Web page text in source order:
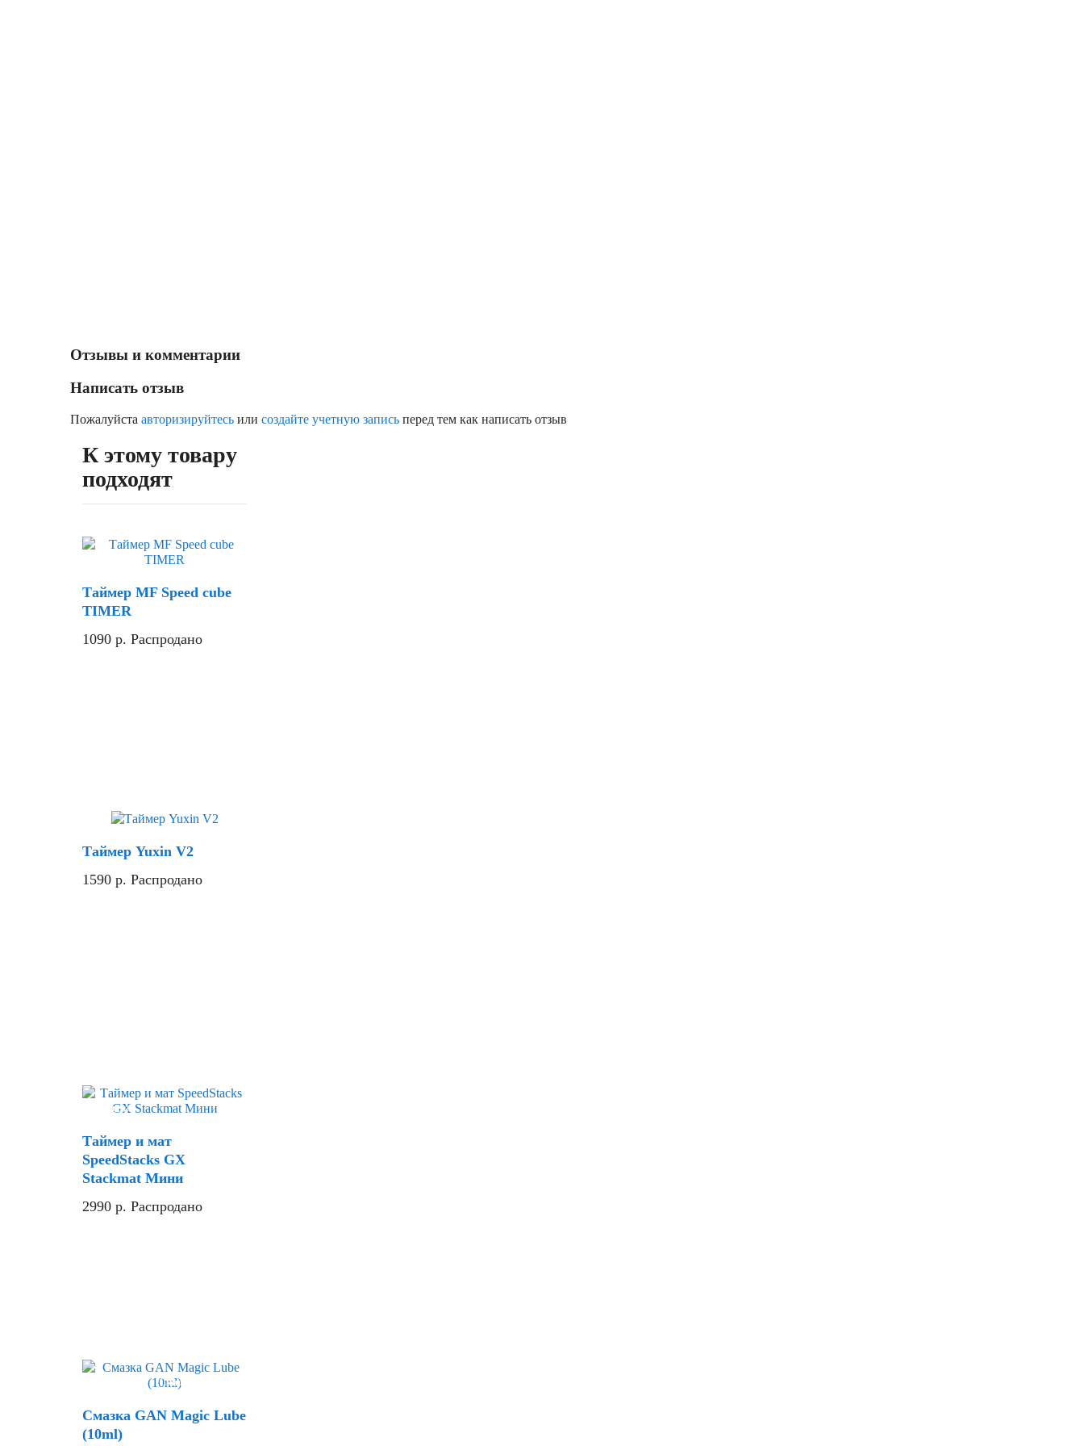
Отзывы и комментарии
Написать отзыв
Пожалуйста авторизируйтесь или создайте учетную запись перед тем как написать отзыв
К этому товару
подходят
Таймер MF Speed cube
TIMER
1090 р. Распродано
Таймер Yuxin V2
1590 р. Распродано
Скидка
Таймер и мат
SpeedStacks GX
Stackmat Мини
2990 р. Распродано
Скидка
Смазка GAN Magic Lube
(10ml)